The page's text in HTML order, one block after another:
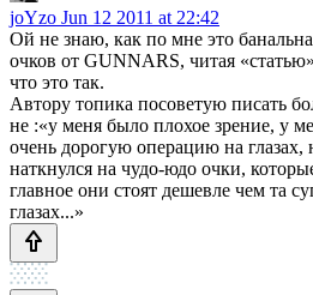
joYzo Jun 12 2011 at 22:42
Ой не знаю, как по мне это
очков от GUNNARS, читая
что это так.
Автору топика посоветую писать
не :«у меня было плохое зрение, у
очень дорогую операцию на глазах,
наткнулся на чудо-юдо очки,
главное они стоят дешевле чем та
глазах...»